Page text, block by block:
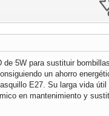
de 5W para sustituir
un ahorro
E27. Su larga vida útil
en mantenimiento y